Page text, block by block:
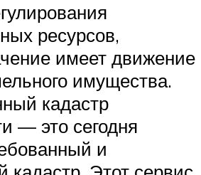
ресурсов,
имеет движение
имущества.
кадастр
— это сегодня
и